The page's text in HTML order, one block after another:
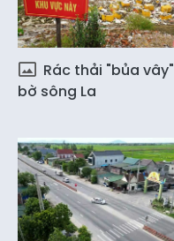
Rác thải "bủa vây"
bờ sông La